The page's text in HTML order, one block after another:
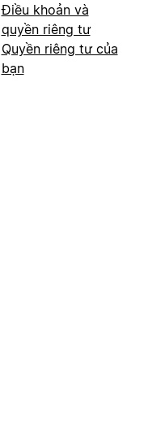
Điều khoản và
quyền riêng tư
Quyền riêng tư của
bạn